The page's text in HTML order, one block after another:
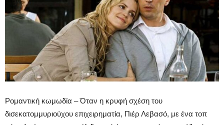
Ρομαντική κωμωδία – Όταν η κρυφή σχέση του
δισεκατομμυριούχου επιχειρηματία, Πιέρ Λεβασό, με ένα τοπ